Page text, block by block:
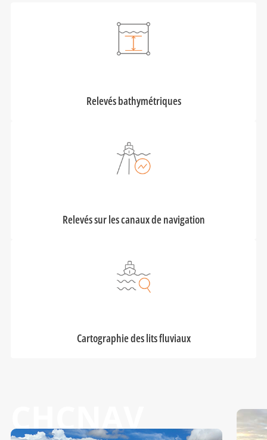
Relevés bathymétriques
Relevés sur les canaux de navigation
Cartographie des lits fluviaux
CHCNAV